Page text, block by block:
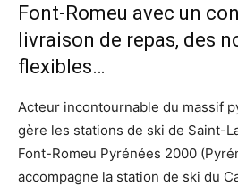
Font-Romeu avec un
livraison de repas, des
flexibles…
Acteur incontournable du massif
gère les stations de ski de Saint-
Font-Romeu Pyrénées 2000
accompagne la station de ski du